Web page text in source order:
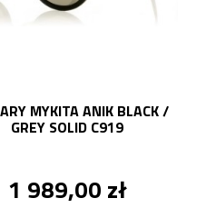
MYKITA ANIK BLACK /
GREY SOLID C919
1 989,00 zł